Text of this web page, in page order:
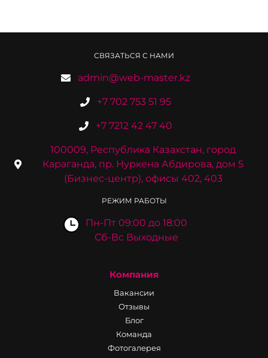
СВЯЗАТЬСЯ С НАМИ
admin@web-master.kz
+7 702 753 51 95
+7 7212 42 47 40
100009, Республика Казахстан, город
Караганда, пр. Нуркена Абдирова, дом 5
(Бизнес-центр), офисы 402, 403
РЕЖИМ РАБОТЫ
Пн-Пт 09:00 до 18:00
Сб-Вс Выходные
Компания
Вакансии
Отзывы
Блог
Команда
Фотогалерея